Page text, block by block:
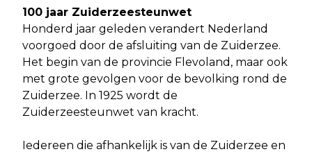
100 jaar Zuiderzeesteunwet
Honderd jaar geleden verandert Nederland
voorgoed door de afsluiting van de Zuiderzee.
Het begin van de provincie Flevoland, maar ook
met grote gevolgen voor de bevolking rond de
Zuiderzee. In 1925 wordt de
Zuiderzeesteunwet van kracht.
Iedereen die afhankelijk is van de Zuiderzee en